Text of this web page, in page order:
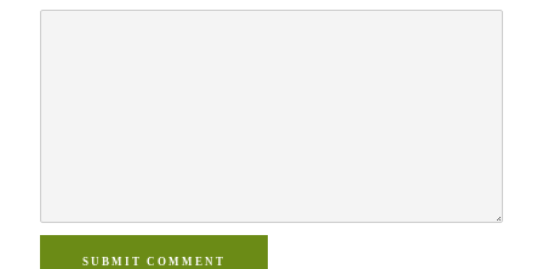
SUBMIT COMMENT